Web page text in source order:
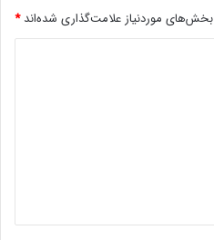
بخش‌های موردنیاز علامت‌گذاری شده‌اند*